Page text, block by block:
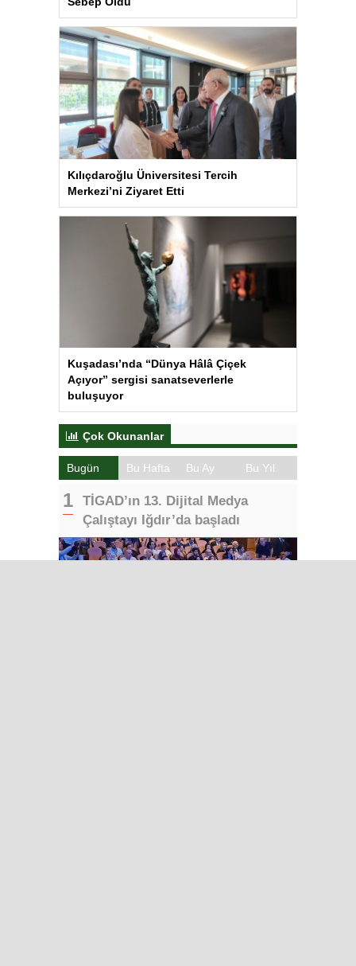
Kılıçdaroğlu Üniversitesi Tercih
Merkezi’ni Ziyaret Etti
Kuşadası’nda “Dünya Hâlâ Çiçek
Açıyor” sergisi sanatseverlerle
buluşuyor
Çok Okunanlar
Bugün Bu Hafta Bu Ay Bu Yıl
TİGAD’ın 13. Dijital Medya
Çalıştayı Iğdır’da başladı